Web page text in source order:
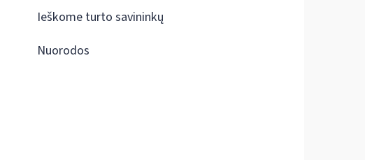
Ieškome turto savininkų
Nuorodos